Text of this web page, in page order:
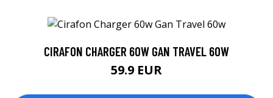
CIRAFON CHARGER 60W GAN TRAVEL 60W
59.9 EUR